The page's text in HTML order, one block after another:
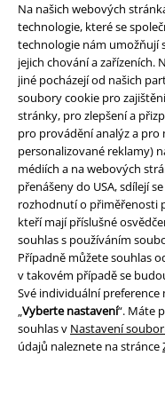
Na našich webových
technologie, které se
technologie nám umožňují
jejich chování a zařízeních.
jiné pocházejí od našich
soubory cookie pro
stránky, pro zlepšení a
pro provádění analýz a
personalizované reklamy)
médiích a na webových
přenášeny do USA, sdílejí
rozhodnutí o přiměřenosti
kteří mají příslušné
souhlas s používáním
Případně můžete souhlas
v takovém případě se
Své individuální
„Vyberte nastavení“. Máte
souhlas v Nastavení
údajů naleznete na stránce
1 2
Pánské oblečení
Zóna pro muže. Pánové, zde
na vás nejmodernější
doplňky a mnoho dalšího.
koncert nebo festival, ale i
Oblečení pro každého
Na své si v EMP přijdou
superhrdinů a her. Na
V EMP můžete nakupovat